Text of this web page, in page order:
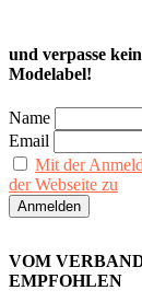
und verpasse
Modelabel!
Name
Email
Mit der
der Webseite zu
VOM
EMPFOHLEN